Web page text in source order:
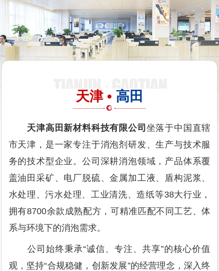
天津 • 高田
天津高田新材料科技有限公司 坐落于中国直辖
市天津，是一家专注于消泡剂研发、生产与技术服
务的技术型企业。公司深耕消泡领域，产品体系覆
盖油田采矿、电厂脱硫、金属加工液、盾构泥浆、
水处理、污水处理、工业清洗、造纸等38大行业，
拥有8700余款成熟配方，可精准匹配不同工艺、体
系与环境下的消泡需求。
公司始终秉承“诚信、专注、共享”的核心价值
观，坚持“合规稳健，创新发展”的经营理念，深入终